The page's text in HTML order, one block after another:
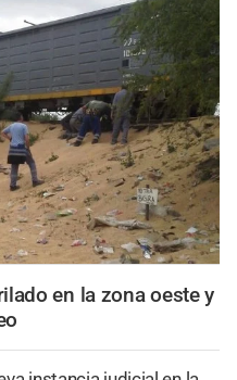
en la zona oeste y